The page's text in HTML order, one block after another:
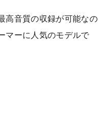
高音質の収録が可能なの
マーに人気のモデルで